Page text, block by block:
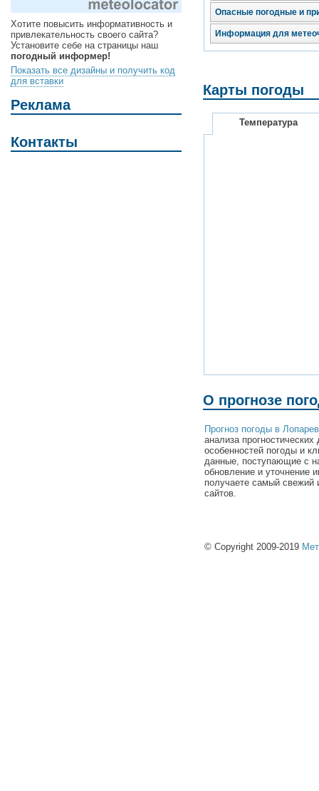
Хотите повысить информативность и
привлекательность своего сайта?
Установите себе на страницы наш
погодный информер!
Показать все дизайны и получить код
для вставки
Реклама
Контакты
Опасные погодные и
Информация для
Карты погоды
Температура
О прогнозе
Прогноз погоды в
анализа
особенностей погоды и
данные, поступающие с
обновление и уточнение
получаете самый свежий
сайтов.
© Copyright 2009-2019